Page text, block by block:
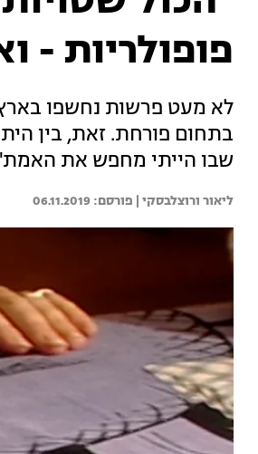
פופולריות -
לא מעט פרשות נחשפו בארץ
בתחום פורחת. זאת, בין
שבו הייתי מחפש את
ליאור ורוצלבסקי | 06.11.2019